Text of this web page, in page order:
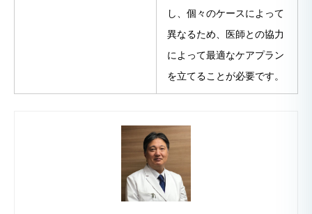
し、個々のケースによって
異なるため、医師との協力
によって最適なケアプラン
を立てることが必要です。